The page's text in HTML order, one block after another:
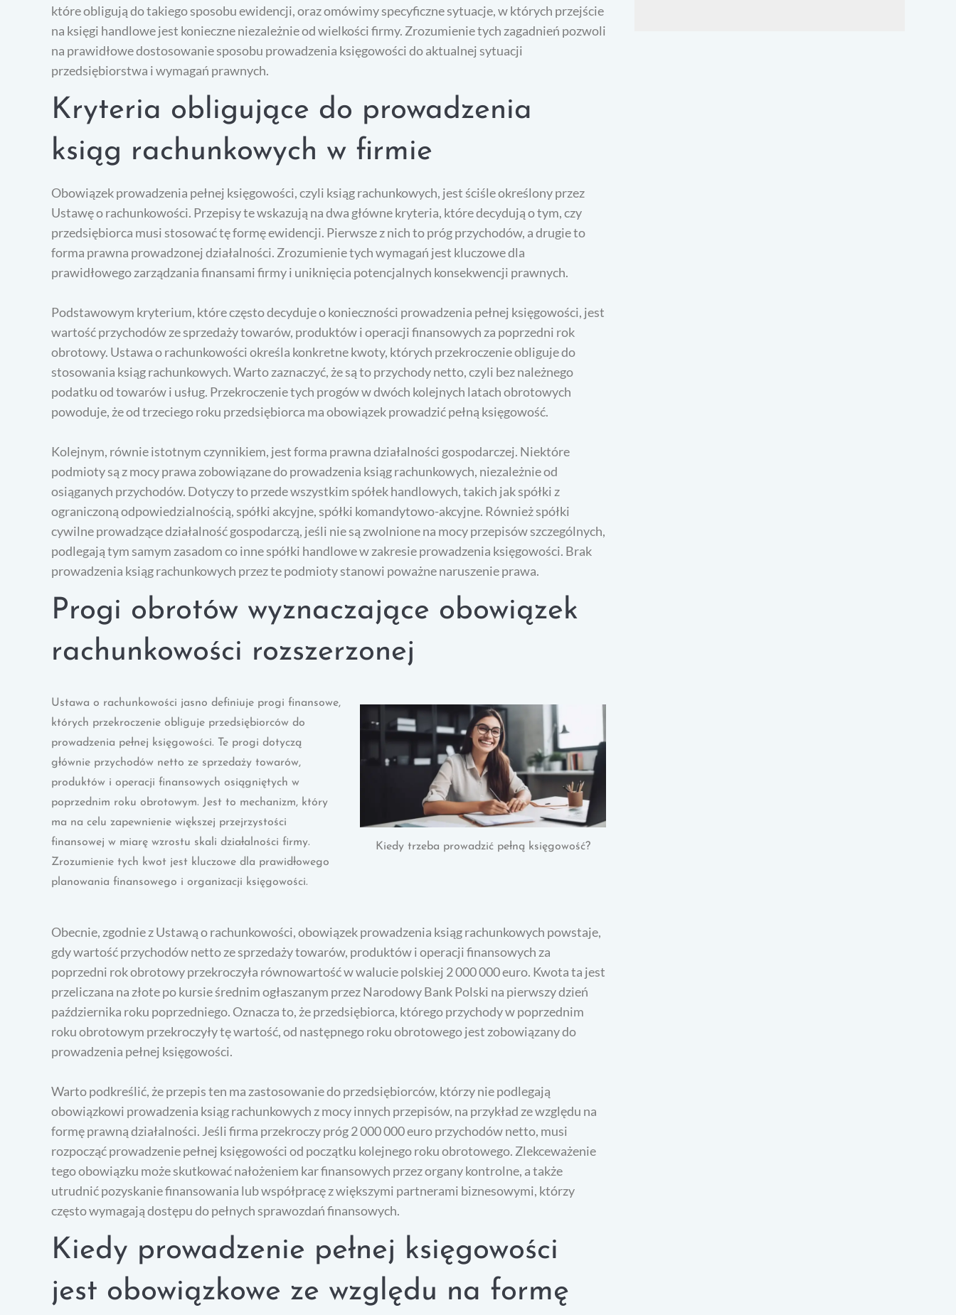
które obligują do takiego sposobu ewidencji, oraz omówimy specyficzne sytuacje, w których przejście
na księgi handlowe jest konieczne niezależnie od wielkości firmy. Zrozumienie tych zagadnień pozwoli
na prawidłowe dostosowanie sposobu prowadzenia księgowości do aktualnej sytuacji
przedsiębiorstwa i wymagań prawnych.
Kryteria obligujące do prowadzenia
ksiąg rachunkowych w firmie
Obowiązek prowadzenia pełnej księgowości, czyli ksiąg rachunkowych, jest ściśle określony przez
Ustawę o rachunkowości. Przepisy te wskazują na dwa główne kryteria, które decydują o tym, czy
przedsiębiorca musi stosować tę formę ewidencji. Pierwsze z nich to próg przychodów, a drugie to
forma prawna prowadzonej działalności. Zrozumienie tych wymagań jest kluczowe dla
prawidłowego zarządzania finansami firmy i uniknięcia potencjalnych konsekwencji prawnych.
Podstawowym kryterium, które często decyduje o konieczności prowadzenia pełnej księgowości, jest
wartość przychodów ze sprzedaży towarów, produktów i operacji finansowych za poprzedni rok
obrotowy. Ustawa o rachunkowości określa konkretne kwoty, których przekroczenie obliguje do
stosowania ksiąg rachunkowych. Warto zaznaczyć, że są to przychody netto, czyli bez należnego
podatku od towarów i usług. Przekroczenie tych progów w dwóch kolejnych latach obrotowych
powoduje, że od trzeciego roku przedsiębiorca ma obowiązek prowadzić pełną księgowość.
Kolejnym, równie istotnym czynnikiem, jest forma prawna działalności gospodarczej. Niektóre
podmioty są z mocy prawa zobowiązane do prowadzenia ksiąg rachunkowych, niezależnie od
osiąganych przychodów. Dotyczy to przede wszystkim spółek handlowych, takich jak spółki z
ograniczoną odpowiedzialnością, spółki akcyjne, spółki komandytowo-akcyjne. Również spółki
cywilne prowadzące działalność gospodarczą, jeśli nie są zwolnione na mocy przepisów szczególnych,
podlegają tym samym zasadom co inne spółki handlowe w zakresie prowadzenia księgowości. Brak
prowadzenia ksiąg rachunkowych przez te podmioty stanowi poważne naruszenie prawa.
Progi obrotów wyznaczające obowiązek
rachunkowości rozszerzonej
Kiedy trzeba prowadzić pełną księgowość?
Ustawa o rachunkowości jasno definiuje progi finansowe,
których przekroczenie obliguje przedsiębiorców do
prowadzenia pełnej księgowości. Te progi dotyczą
głównie przychodów netto ze sprzedaży towarów,
produktów i operacji finansowych osiągniętych w
poprzednim roku obrotowym. Jest to mechanizm, który
ma na celu zapewnienie większej przejrzystości
finansowej w miarę wzrostu skali działalności firmy.
Zrozumienie tych kwot jest kluczowe dla prawidłowego
planowania finansowego i organizacji księgowości.
Obecnie, zgodnie z Ustawą o rachunkowości, obowiązek prowadzenia ksiąg rachunkowych powstaje,
gdy wartość przychodów netto ze sprzedaży towarów, produktów i operacji finansowych za
poprzedni rok obrotowy przekroczyła równowartość w walucie polskiej 2 000 000 euro. Kwota ta jest
przeliczana na złote po kursie średnim ogłaszanym przez Narodowy Bank Polski na pierwszy dzień
października roku poprzedniego. Oznacza to, że przedsiębiorca, którego przychody w poprzednim
roku obrotowym przekroczyły tę wartość, od następnego roku obrotowego jest zobowiązany do
prowadzenia pełnej księgowości.
Warto podkreślić, że przepis ten ma zastosowanie do przedsiębiorców, którzy nie podlegają
obowiązkowi prowadzenia ksiąg rachunkowych z mocy innych przepisów, na przykład ze względu na
formę prawną działalności. Jeśli firma przekroczy próg 2 000 000 euro przychodów netto, musi
rozpocząć prowadzenie pełnej księgowości od początku kolejnego roku obrotowego. Zlekceważenie
tego obowiązku może skutkować nałożeniem kar finansowych przez organy kontrolne, a także
utrudnić pozyskanie finansowania lub współpracę z większymi partnerami biznesowymi, którzy
często wymagają dostępu do pełnych sprawozdań finansowych.
Kiedy prowadzenie pełnej księgowości
jest obowiązkowe ze względu na formę